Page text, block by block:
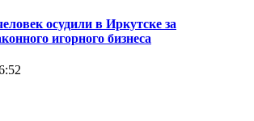
осудили в Иркутске за
игорного бизнеса